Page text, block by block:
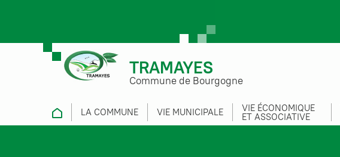
TRAMAYES
Commune de Bourgogne
LA COMMUNE VIE MUNICIPALE VIE ÉCONOMIQUE
ET ASSOCIATIVE